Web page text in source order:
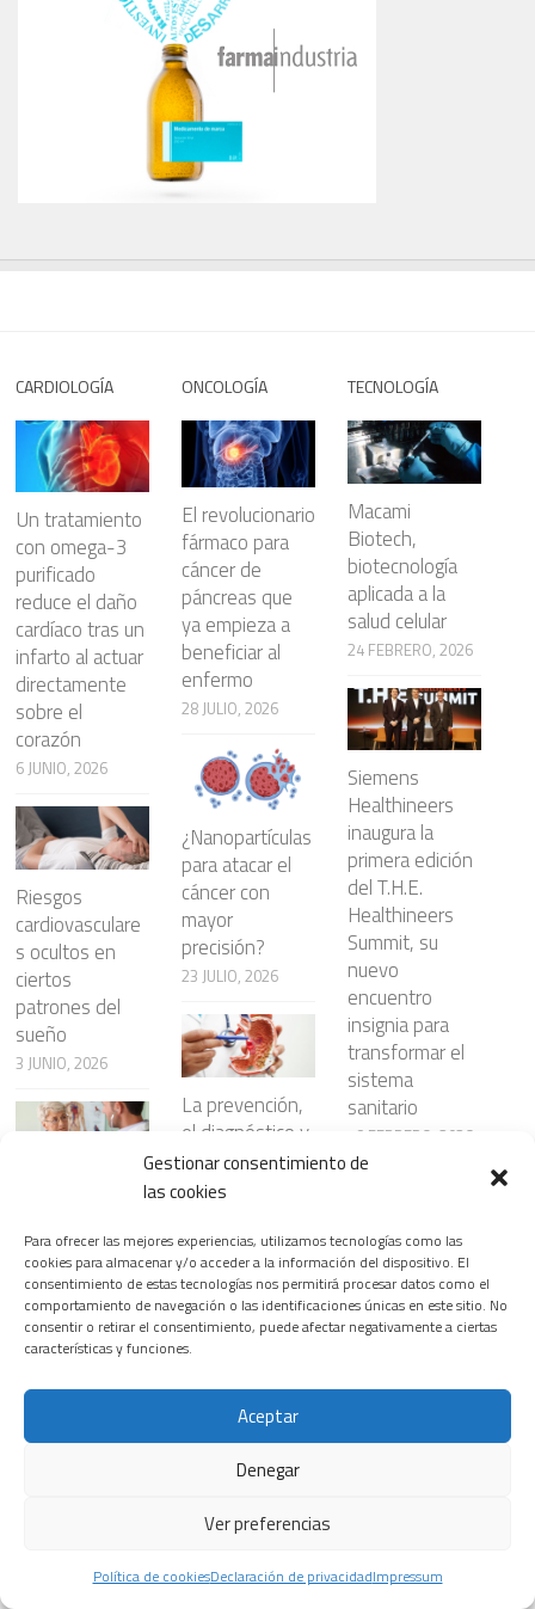
Gestionar consentimiento de
las cookies
Para ofrecer las mejores experiencias, utilizamos tecnologías como las
cookies para almacenar y/o acceder a la información del dispositivo. El
consentimiento de estas tecnologías nos permitirá procesar datos como el
comportamiento de navegación o las identificaciones únicas en este sitio. No
consentir o retirar el consentimiento, puede afectar negativamente a ciertas
características y funciones.
Aceptar
Denegar
Ver preferencias
Política de cookiesDeclaración de privacidadImpressum
CARDIOLOGÍA
Un tratamiento
con omega-3
purificado
reduce el daño
cardíaco tras un
infarto al actuar
directamente
sobre el
corazón
6 JUNIO, 2026
Riesgos
cardiovasculare
s ocultos en
ciertos
patrones del
sueño
3 JUNIO, 2026
del corazón,
primera causa
de muerte en
las mujeres
25 MAYO, 2026
la predicción del
ONCOLOGÍA
El revolucionario
fármaco para
cáncer de
páncreas que
ya empieza a
beneficiar al
enfermo
28 JULIO, 2026
¿Nanopartículas
para atacar el
cáncer con
mayor
precisión?
23 JULIO, 2026
La prevención,
el diagnóstico y
los avances
terapéuticos,
detección
precoz del
cáncer digestivo
2 JULIO, 2026
cáncer de
mama
participan en
ensayos clínicos
TECNOLOGÍA
Macami
Biotech,
biotecnología
aplicada a la
salud celular
24 FEBRERO, 2026
Siemens
Healthineers
inaugura la
primera edición
del T.H.E.
Healthineers
Summit, su
nuevo
encuentro
insignia para
transformar el
sistema
sanitario
18 FEBRERO, 2026
Se presentan
soluciones para
la unidad móvil
reducir el
tratamiento